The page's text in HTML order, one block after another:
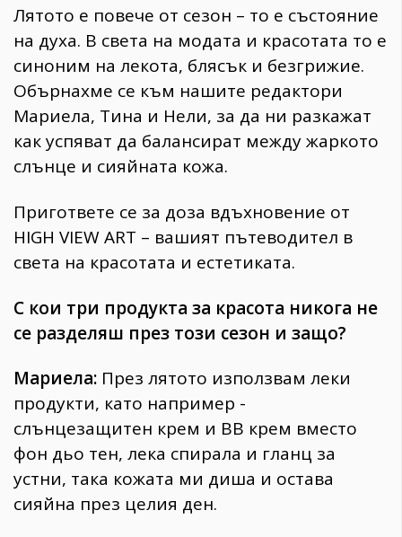
Лятото е повече от сезон – то е състояние
на духа. В света на модата и красотата то е
синоним на лекота, блясък и безгрижие.
Обърнахме се към нашите редактори
Мариела, Тина и Нели, за да ни разкажат
как успяват да балансират между жаркото
слънце и сияйната кожа.
Пригответе се за доза вдъхновение от
HIGH VIEW ART – вашият пътеводител в
света на красотата и естетиката.
С кои три продукта за красота никога не
се разделяш през този сезон и защо?
Мариела: През лятото използвам леки
продукти, като например -
слънцезащитен крем и ВВ крем вместо
фон дьо тен, лека спирала и гланц за
устни, така кожата ми диша и остава
сияйна през целия ден.